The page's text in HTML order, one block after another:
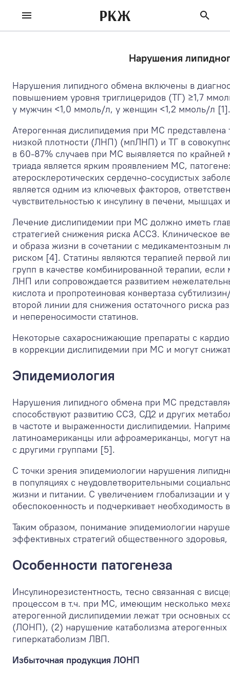
РКЖ
Нарушения
Нарушения липидного обмена включены в
повышением уровня триглицеридов (ТГ) ≥1,7
у мужчин <1,0 ммоль/л, у женщин <1,2 ммоль/л [1].
Атерогенная дислипидемия при МС
низкой плотности (ЛНП) (мпЛНП) и ТГ в
в 60-87% случаев при МС выявляется по
триада является ярким проявлением МС,
атеросклеротических сердечно-сосудистых
является одним из ключевых факторов,
чувствительностью к инсулину в печени, мышцах
Лечение дислипидемии при МС должно иметь
стратегией снижения риска АССЗ. Клиническое
и образа жизни в сочетании с медикаментозным
риском [4]. Статины являются терапией первой
групп в качестве комбинированной терапии,
ЛНП или сопровождается развитием
кислота и пропротеиновая конвертаза
второй линии для снижения остаточного риска
и непереносимости статинов.
Некоторые сахароснижающие препараты с
в коррекции дислипидемии при МС и могут
Эпидемиология
Нарушения липидного обмена при МС
способствуют развитию ССЗ, СД2 и других
в частоте и выраженности дислипидемии.
латиноамериканцы или афроамериканцы, могут
с другими группами [5].
С точки зрения эпидемиологии нарушения
в популяциях с неудовлетворительными
жизни и питании. С увеличением глобализации и
обеспокоенность и подчеркивает
Таким образом, понимание эпидемиологии
эффективных стратегий общественного
Особенности патогенеза
Инсулинорезистентность, тесно связанная с
процессом в т.ч. при МС, имеющим несколько
атерогенной дислипидемии лежат три основных
(ЛОНП), (2) нарушение катаболизма
гиперкатаболизм ЛВП.
Избыточная продукция ЛОНП